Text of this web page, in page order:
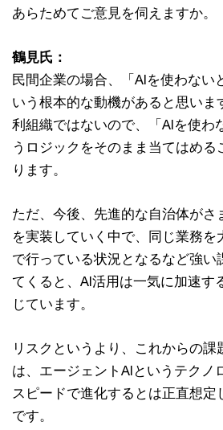
あらためてご意見を伺えますか。
鶴見氏：
民間企業の場合、「AIを使わない
いう根本的な動機があると思いま
利組織ではないので、「AIを使わ
うロジックをそのまま当てはめる
ります。
ただ、今後、先進的な自治体がさ
を実装していく中で、同じ業務を
で行っている状況となるなど強い
てくると、AI活用は一気に加速す
じています。
リスクというより、これからの課
は、エージェントAIというテクノ
スピードで進化するとは正直想定
です。